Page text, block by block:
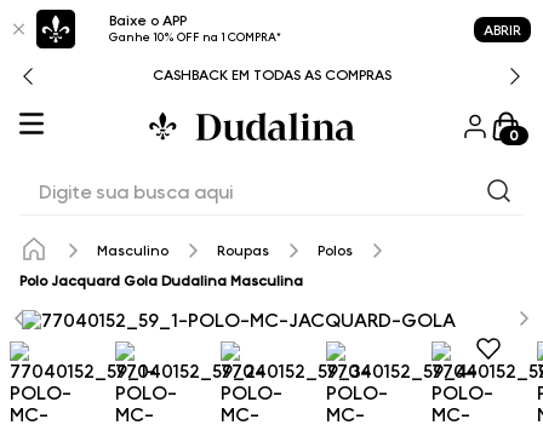
Baixe o APP
Ganhe 10% OFF na 1 COMPRA* ABRIR
CASHBACK EM TODAS AS COMPRAS
0
Masculino Roupas
Polos
Polo Jacquard Gola Dudalina Masculina